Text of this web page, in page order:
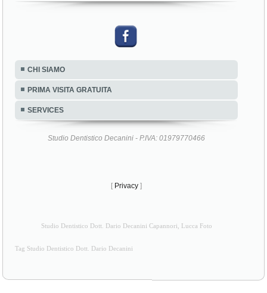
CHI SIAMO
PRIMA VISITA GRATUITA
SERVICES
Studio Dentistico Decanini - P.IVA: 01979770466
[ Privacy ]
Studio Dentistico Dott. Dario Decanini Capannori, Lucca Foto
Tag Studio Dentistico Dott. Dario Decanini